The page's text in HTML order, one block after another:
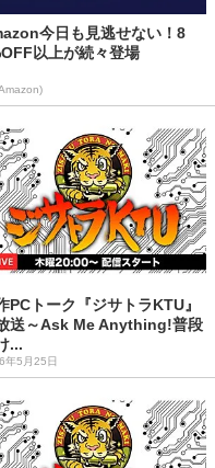
今日も見逃せない！8
以上が続々登場
PCトーク『ジサトラKTU』
送～Ask Me Anything!普段
...
年5月25日